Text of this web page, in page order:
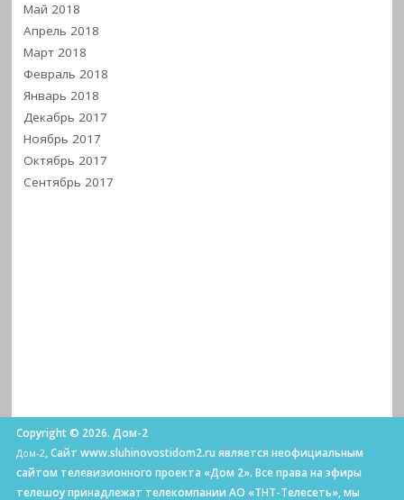
Май 2018
Апрель 2018
Март 2018
Февраль 2018
Январь 2018
Декабрь 2017
Ноябрь 2017
Октябрь 2017
Сентябрь 2017
Copyright © 2026. Дом-2
Дом-2, Сайт www.sluhinovostidom2.ru является неофициальным
сайтом телевизионного проекта «Дом 2». Все права на эфиры
телешоу принадлежат телекомпании АО «ТНТ-Телесеть», мы